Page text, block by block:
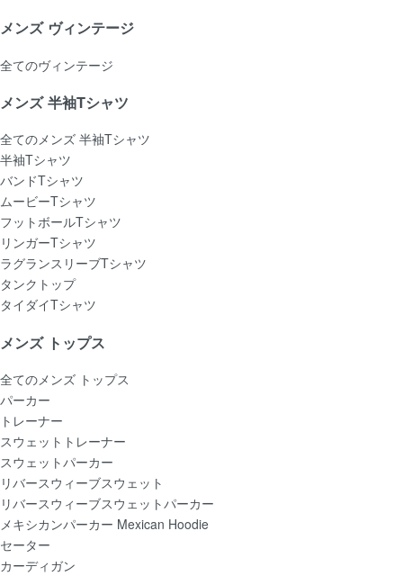
メンズ ヴィンテージ
全てのヴィンテージ
メンズ 半袖Tシャツ
全てのメンズ 半袖Tシャツ
半袖Tシャツ
バンドTシャツ
ムービーTシャツ
フットボールTシャツ
リンガーTシャツ
ラグランスリーブTシャツ
タンクトップ
タイダイTシャツ
メンズ トップス
全てのメンズ トップス
パーカー
トレーナー
スウェットトレーナー
スウェットパーカー
リバースウィーブスウェット
リバースウィーブスウェットパーカー
メキシカンパーカー Mexican Hoodie
セーター
カーディガン